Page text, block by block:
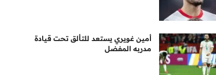
أمين غويري يستعد للتألق تحت قيادة
مدربه المفضل